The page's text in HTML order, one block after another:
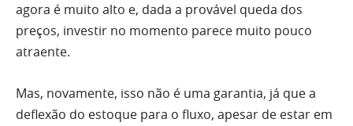
agora é muito alto e, dada a provável queda dos
preços, investir no momento parece muito pouco
atraente.
Mas, novamente, isso não é uma garantia, já que a
deflexão do estoque para o fluxo, apesar de estar em